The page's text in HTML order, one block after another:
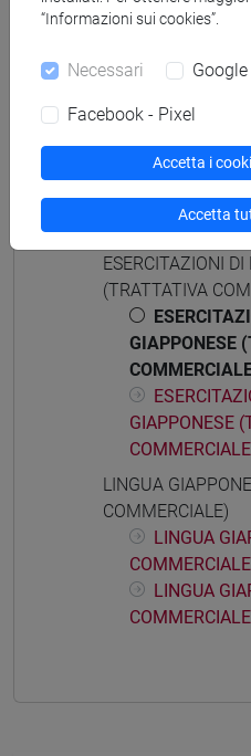
(TRATTATIVA
Struttura generale
LINGUA GIAPPONESE
COMMERCIALE)
ESERCITAZIONI
(TRATTATIVA
GIAPPONESE
GIAPPONESE
LINGUA
COMMERCIALE)
LINGUA
LINGUA
“Informazioni sui cookies”.
Necessari
Facebook - Pixel
Accetta i
Accetta